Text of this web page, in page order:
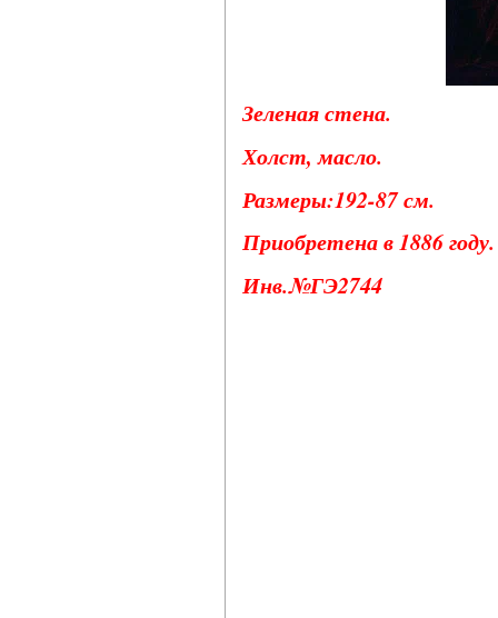
Зеленая стена.
Холст, масло.
Размеры:192-87 см.
Приобретена в 1886
Инв.№ГЭ2744